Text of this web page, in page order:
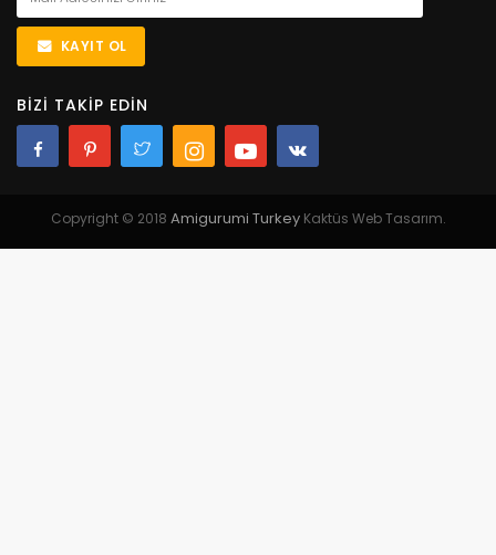
KAYIT OL
BIZI TAKIP EDIN
Copyright © 2018 Amigurumi Turkey Kaktüs Web Tasarım.